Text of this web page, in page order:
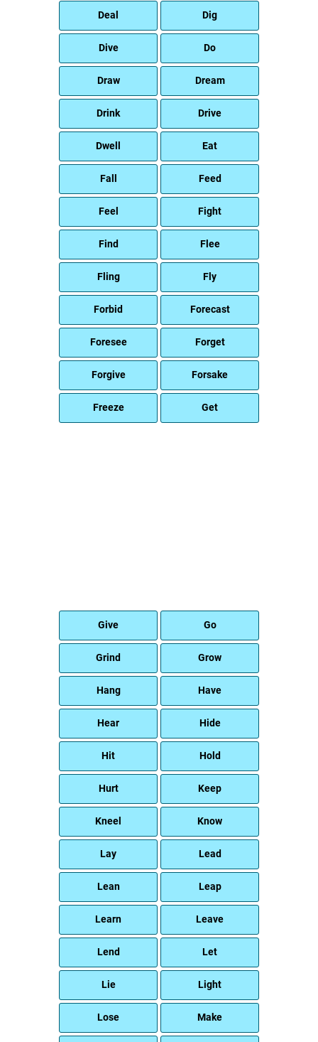
Deal Dig
Dive Do
Draw Dream
Drink Drive
Dwell Eat
Fall Feed
Feel Fight
Find Flee
Fling Fly
Forbid Forecast
Foresee Forget
Forgive Forsake
Freeze Get
Give Go
Grind Grow
Hang Have
Hear Hide
Hit Hold
Hurt Keep
Kneel Know
Lay Lead
Lean Leap
Learn Leave
Lend Let
Lie Light
Lose Make